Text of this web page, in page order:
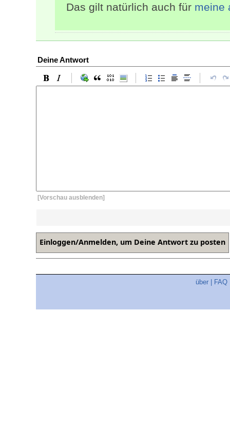
Das gilt natürlich auch für meine
Deine Antwort
[Vorschau ausblenden]
über FAQ